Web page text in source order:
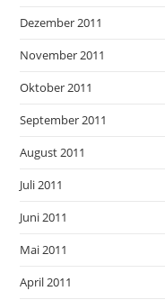
Dezember 2011
November 2011
Oktober 2011
September 2011
August 2011
Juli 2011
Juni 2011
Mai 2011
April 2011